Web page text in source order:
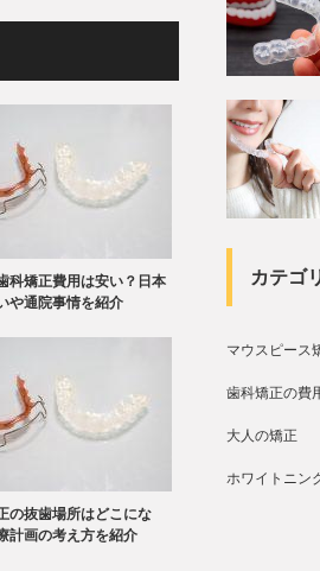
科矯正費用は安い？日本
や通院事情を紹介
の抜歯場所はどこにな
計画の考え方を紹介
カテゴ
マウスピース
歯科矯正の費
大人の矯正
ホワイトニン